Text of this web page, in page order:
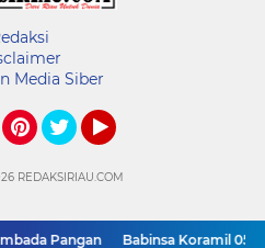
Media Siber
Pangan Babinsa Koramil 05/
REDAKSIRIAU.COM